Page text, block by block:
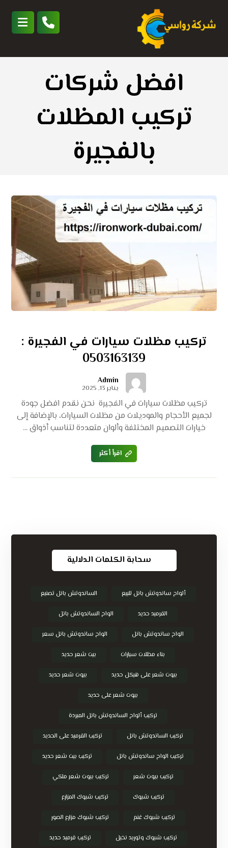
افضل شركات
تركيب المظلات
بالفجيرة
تركيب مظلات سيارات في الفجيرة :
0503163139
Admin
يناير 13, 2025
تركيب مظلات سيارات في الفجيرة نحن نقدم افضل جودة
لجميع الأحجام والموديلات من مظلات السيارات، بالإضافة إلى
خيارات التصميم المختلفة وألوان متعددة لتناسب أذواق ...
اقرأ أكثر
سحابة الكلمات الدلالية
ألواح ساندوتش بانل للبيع الساندوتش بانل تصنيع
القرميد حديد الواح الساندوتش بانل
الواح ساندوتش بانل الواح ساندوتش بانل سعر
بناء مظلات سيارات بيت شعر حديد
بيوت شعر على هيكل حديد بيوت شعر حديد
بيوت شعر على حديد
تركيب ألواح الساندوتش بانل المبردة
تركيب الساندوتش بانل تركيب القرميد على الحديد
تركيب الواح ساندوتش بانل تركيب بيت شعر حديد
تركيب بيوت شعر تركيب بيوت شعر ملكي
تركيب شبوك تركيب شبوك المزارع
تركيب شبوك غنم تركيب شبوك مزارع الصور
تركيب شبوك وتوريد نخيل تركيب قرميد حديد